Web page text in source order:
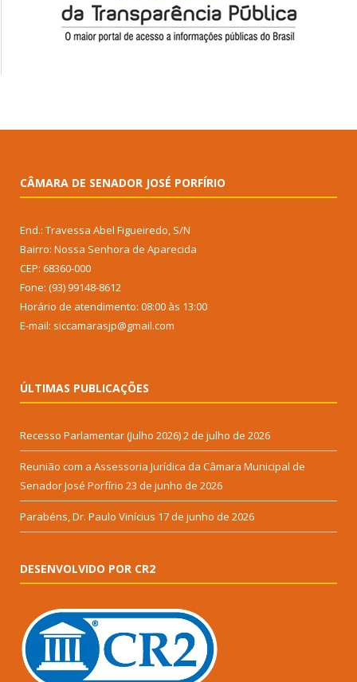
CÂMARA DE SENADOR JOSÉ PORFÍRIO
End.: Travessa Abel Figueiredo, S/N
Bairro: Nossa Senhora de Aparecida
CEP: 68360-000
Fone: (93) 99148-8612
Horário de atendimento: 08:00 às 13:00
E-mail: siccamarasjp@gmail.com
ÚLTIMAS PUBLICAÇÕES
Recesso Parlamentar (Julho 2026)2 de julho de 2026
Reunião com a Assessoria Jurídica da Câmara Municipal de
Senador José Porfírio 23 de junho de 2026
Parabéns, Dr. Paulo Vinícius 17 de junho de 2026
DESENVOLVIDO POR CR2